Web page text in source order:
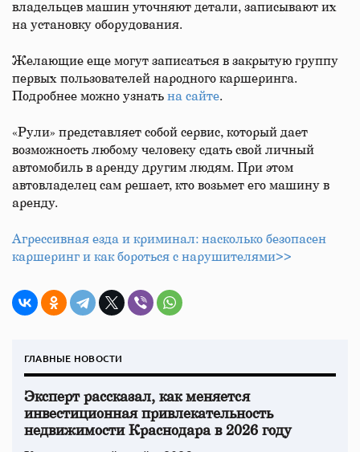
владельцев машин уточняют детали, записывают их
на установку оборудования.
Желающие еще могут записаться в закрытую группу
первых пользователей народного каршеринга.
Подробнее можно узнать на сайте.
«Рули» представляет собой сервис, который дает
возможность любому человеку сдать свой личный
автомобиль в аренду другим людям. При этом
автовладелец сам решает, кто возьмет его машину в
аренду.
Агрессивная езда и криминал: насколько безопасен
каршеринг и как бороться с нарушителями>>
ГЛАВНЫЕ НОВОСТИ
Эксперт рассказал, как меняется
инвестиционная привлекательность
недвижимости Краснодара в 2026 году